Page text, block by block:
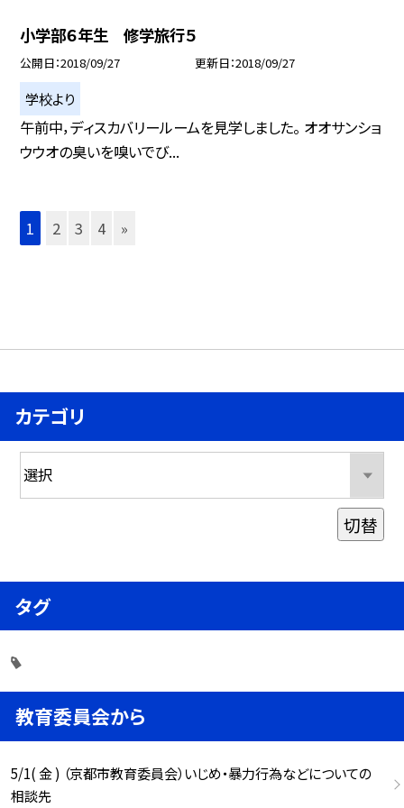
小学部６年生 修学旅行５
公開日 2018/09/27 更新日 2018/09/27
学校より
午前中，ディスカバリールームを見学しました。 オオサンショ
ウウオの臭いを嗅いでび...
1 2 3 4 »
カテゴリ
切替
タグ
教育委員会から
5/1( 金 ) （京都市教育委員会）いじめ・暴力行為などについての
相談先